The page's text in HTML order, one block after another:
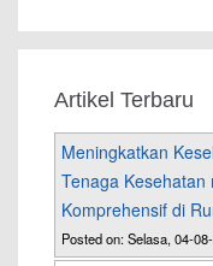
Artikel Terbaru
Meningkatkan
Tenaga Kesehatan
Komprehensif di
Posted on: Selasa, 04-